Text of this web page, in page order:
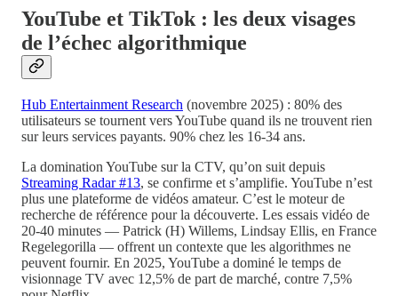
YouTube et TikTok : les deux visages
de l’échec algorithmique
Hub Entertainment Research (novembre 2025) : 80% des
utilisateurs se tournent vers YouTube quand ils ne trouvent rien
sur leurs services payants. 90% chez les 16-34 ans.
La domination YouTube sur la CTV, qu’on suit depuis
Streaming Radar #13, se confirme et s’amplifie. YouTube n’est
plus une plateforme de vidéos amateur. C’est le moteur de
recherche de référence pour la découverte. Les essais vidéo de
20-40 minutes — Patrick (H) Willems, Lindsay Ellis, en France
Regelegorilla — offrent un contexte que les algorithmes ne
peuvent fournir. En 2025, YouTube a dominé le temps de
visionnage TV avec 12,5% de part de marché, contre 7,5%